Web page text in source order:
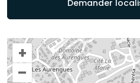
Demander
+
–